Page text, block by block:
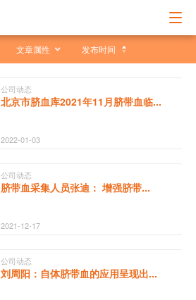
文章属性 发布时间
公司动态
北京市脐血库2021年11月脐带血临...
2022-01-03
公司动态
脐带血采集人员张迪： 增强脐带...
2021-12-17
公司动态
刘周阳：自体脐带血的应用呈现出...